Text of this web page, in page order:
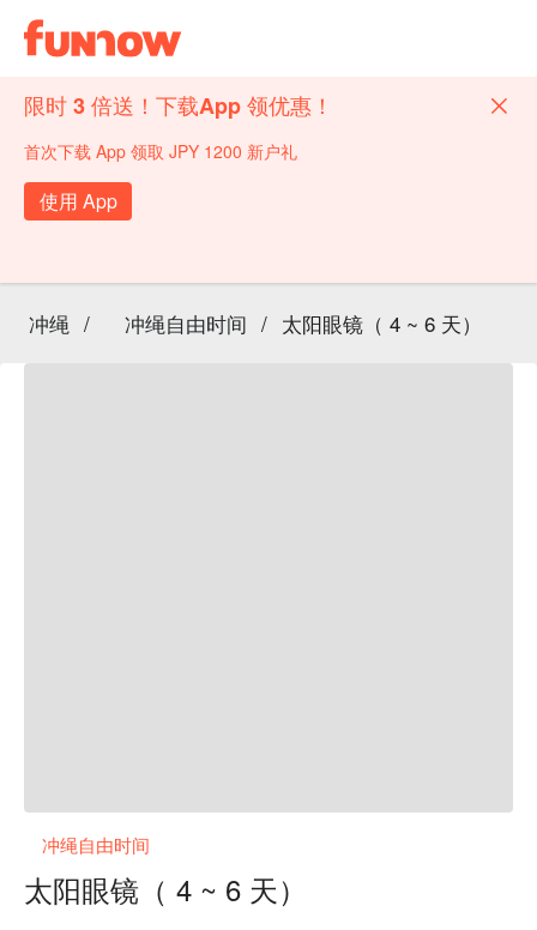
限时 3 倍送！下载App 领优惠！
首次下载 App 领取 JPY 1200 新户礼
使用 App
冲绳 / 冲绳自由时间 / 太阳眼镜（ 4 ~ 6 天）
冲绳自由时间
太阳眼镜（ 4 ~ 6 天）